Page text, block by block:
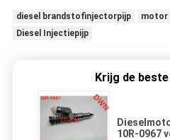
diesel brandstofinjectorpijp
motor
Diesel Injectiepijp
Krijg de
10R-0967